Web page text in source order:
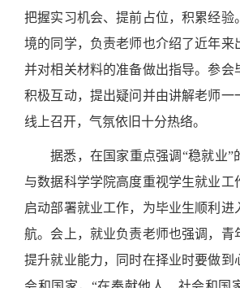
把握实习机会、提前占位，积累经验。
境的同学， 负责老师也介绍了近年来
并对相关材料的准备做出指导。参会
积极互动，提出疑问并由讲解老师一
线上召开，气氛依旧十分热络。
据悉，在国家重点强调 “稳就业”
与数据科学学院高度重视学生就业工
启动部署就业工作，为毕业生顺利 进
航。 会上，就业负责老师也强调， 青
提升就业能力，同时在择业时要做到